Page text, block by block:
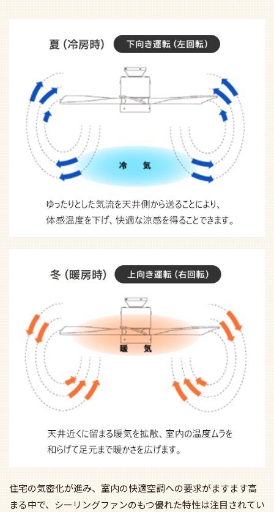
住宅の気密化が進み、室内の快適空調への要求がますます高
まる中で、シーリングファンのもつ優れた特性は注目されてい